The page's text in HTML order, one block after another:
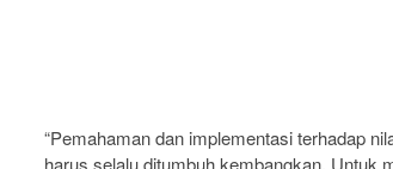
“Pemahaman dan implementasi terhadap